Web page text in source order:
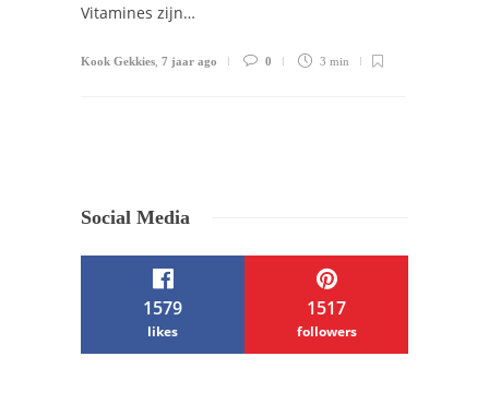
Vitamines zijn…
Kook Gekkies 7 jaar ago 0 3 min
Social Media
1579
likes
1517
followers